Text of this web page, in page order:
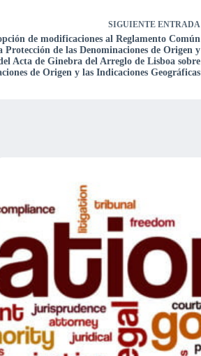
SIGUIENTE ENTRADA
de modificaciones al Reglamento Común
de las Denominaciones de Origen y
Acta de Ginebra del Arreglo de Lisboa sobre
de Origen y las Indicaciones Geográficas